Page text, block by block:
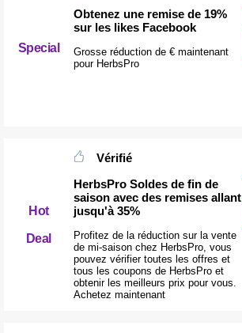
Special
Obtenez une remise de 19%
sur les likes Facebook
Grosse réduction de € maintenant
pour HerbsPro
Hot
Deal
Vérifié
HerbsPro Soldes de fin de
saison avec des remises allant
jusqu'à 35%
Profitez de la réduction sur la vente
de mi-saison chez HerbsPro, vous
pouvez vérifier toutes les offres et
tous les coupons de HerbsPro et
obtenir les meilleurs prix pour vous.
Achetez maintenant